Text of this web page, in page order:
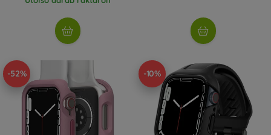
-52% -10%